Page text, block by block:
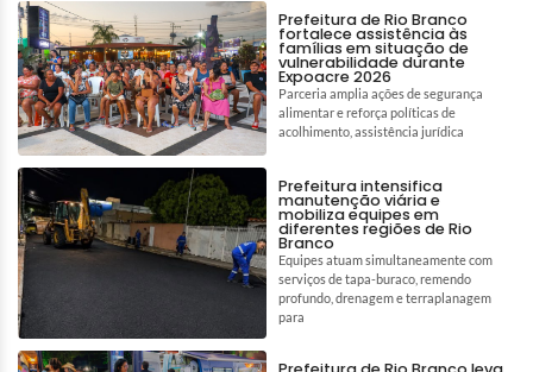
Prefeitura de Rio Branco
fortalece assistência às
famílias em situação de
vulnerabilidade durante
Expoacre 2026
Parceria amplia ações de segurança
alimentar e reforça políticas de
acolhimento, assistência jurídica
Prefeitura intensifica
manutenção viária e
mobiliza equipes em
diferentes regiões de Rio
Branco
Equipes atuam simultaneamente com
serviços de tapa-buraco, remendo
profundo, drenagem e terraplanagem
para